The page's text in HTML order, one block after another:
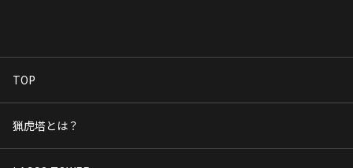
TOP
猟虎塔とは？